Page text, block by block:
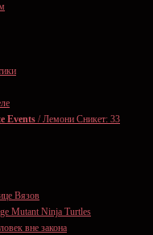
Events / Лемони Сникет: 33
Вязов
Mutant Ninja Turtles
вне закона